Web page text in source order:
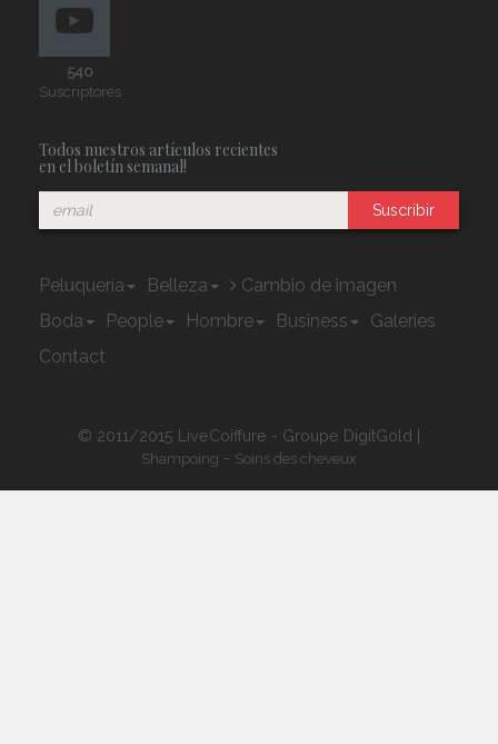
540
Suscriptores
Todos nuestros artículos recientes
en el boletín semanal!
Suscribir
Peluquería Belleza
Cambio de imagen
Boda
People Hombre Business
Galeries
Contact
© 2011/2015 LiveCoiffure - Groupe DigitGold |
Shampoing - Soins des cheveux